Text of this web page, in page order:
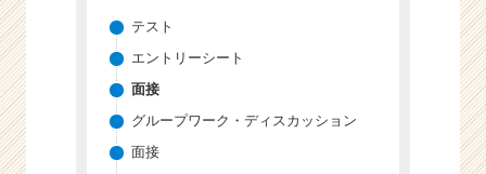
ア
リ
テスト
エントリーシート
面接
グループワーク・ディスカッション
面接